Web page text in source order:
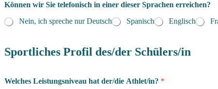
Können wir Sie telefonisch in einer dieser Sprachen erreichen?
Nein, ich spreche nur Deutsch
Spanisch Englisch
Sportliches Profil des/der Schülers/in
Welches Leistungsniveau hat der/die Athlet/in? *